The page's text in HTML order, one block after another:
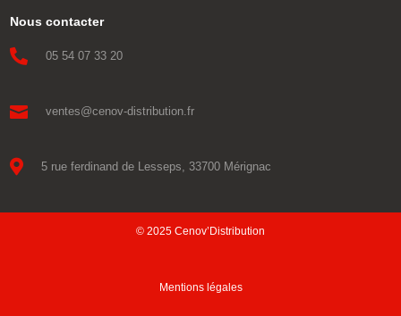
Nous contacter
 05 54 07 33 20
 ventes@cenov-distribution.fr
 5 rue ferdinand de Lesseps, 33700 Mérignac
© 2025 Cenov’Distribution
Mentions légales